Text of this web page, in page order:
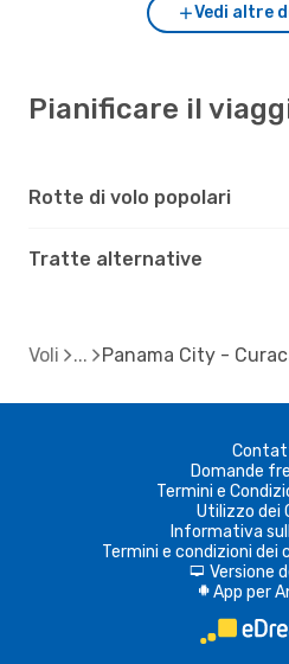
Vedi altre
Pianificare il
Rotte di volo popolari
Tratte alternative
Voli Panama City -
Domande
Termini e
Utilizzo dei
Informativa
Termini e condizioni dei
d Versione
A App per